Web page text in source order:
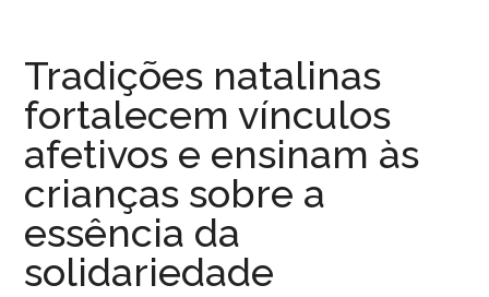
Tradições natalinas
fortalecem vínculos
afetivos e ensinam às
crianças sobre a
essência da
solidariedade